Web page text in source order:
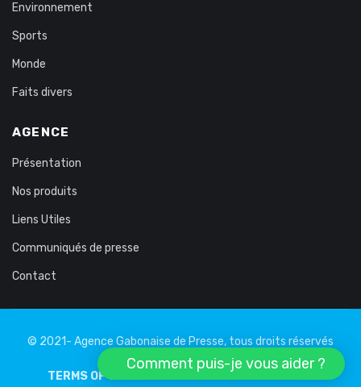
Environnement
Sports
Monde
Faits divers
AGENCE
Présentation
Nos produits
Liens Utiles
Communiqués de presse
Contact
© 2021- Agence Gabonaise de Presse, tous droits réservés
TERMS OF USE PRIVATE LIFE LEGAL NOTICE
Comment puis-je vous aider ?